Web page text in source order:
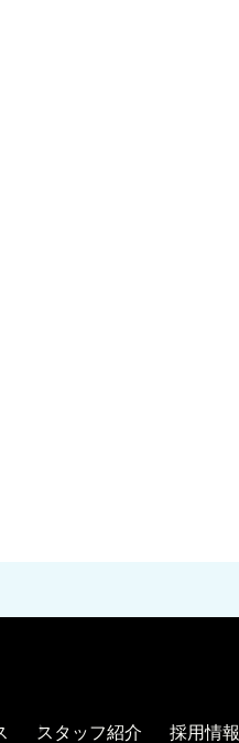
スタッフ紹介 採用情報